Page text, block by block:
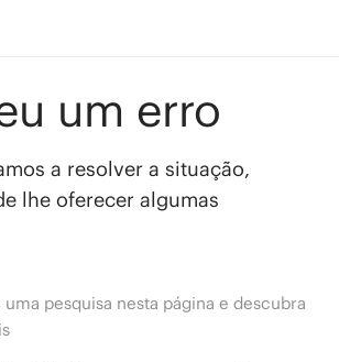
um erro
a resolver a situação,
lhe oferecer algumas
pesquisa nesta página e descubra